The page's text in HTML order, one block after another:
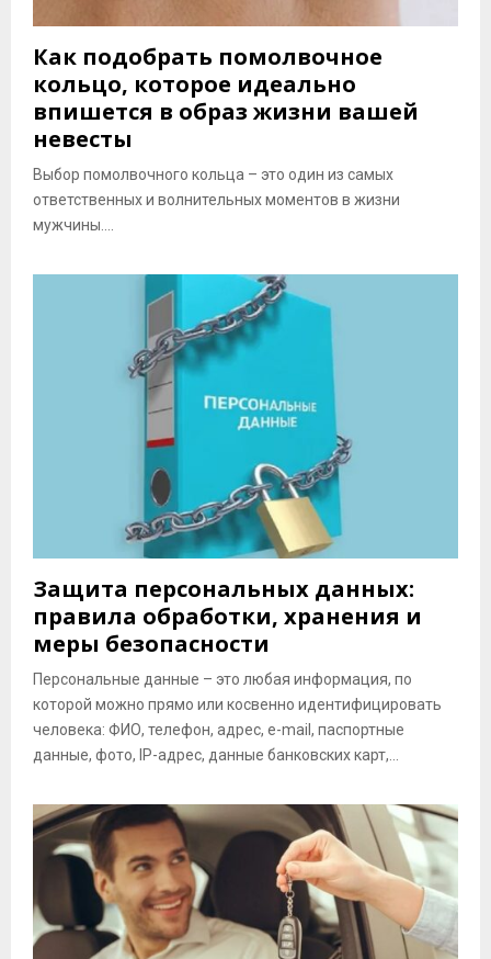
Как подобрать помолвочное
кольцо, которое идеально
впишется в образ жизни вашей
невесты
Выбор помолвочного кольца – это один из самых
ответственных и волнительных моментов в жизни
мужчины....
Защита персональных данных:
правила обработки, хранения и
меры безопасности
Персональные данные – это любая информация, по
которой можно прямо или косвенно идентифицировать
человека: ФИО, телефон, адрес, e-mail, паспортные
данные, фото, IP-адрес, данные банковских карт,...